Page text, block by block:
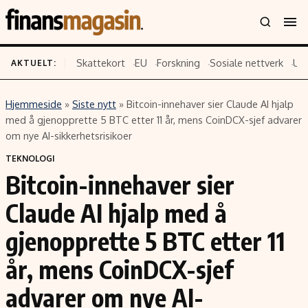
Innhold
Siste nytt
Eiendom
Energi og klima
Finans
Fritid
Hav og sjømat
Verden
Emner
Politikk
Selskaper
Teknologi
Forbrukerrettigheter
Aksjer
AKTUELT: Skattekort EU Forskning Sosiale nettverk
Hjemmeside » Siste nytt » Bitcoin-innehaver sier Claude AI hjalp
med å gjenopprette 5 BTC etter 11 år, mens CoinDCX-sjef advarer
om nye AI-sikkerhetsrisikoer
TEKNOLOGI
Bitcoin-innehaver sier
Claude AI hjalp med å
gjenopprette 5 BTC etter 11
år, mens CoinDCX-sjef
advarer om nye AI-